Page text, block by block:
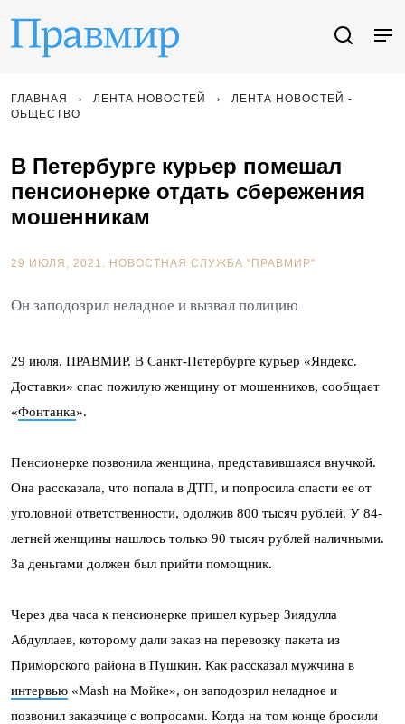
ГЛАВНАЯ ЛЕНТА НОВОСТЕЙ
ЛЕНТА НОВОСТЕЙ -
ОБЩЕСТВО
В Петербурге курьер помешал
пенсионерке отдать сбережения
мошенникам
29 ИЮЛЯ, 2021. НОВОСТНАЯ СЛУЖБА "ПРАВМИР"
Он заподозрил неладное и вызвал полицию
29 июля. ПРАВМИР. В Санкт-Петербурге курьер «Яндекс.
Доставки» спас пожилую женщину от мошенников, сообщает
«Фонтанка».
Пенсионерке позвонила женщина, представившаяся внучкой.
Она рассказала, что попала в ДТП, и попросила спасти ее от
уголовной ответственности, одолжив 800 тысяч рублей. У 84-
летней женщины нашлось только 90 тысяч рублей наличными.
За деньгами должен был прийти помощник.
Через два часа к пенсионерке пришел курьер Зиядулла
Абдуллаев, которому дали заказ на перевозку пакета из
Приморского района в Пушкин. Как рассказал мужчина в
интервью «Mash на Мойке», он заподозрил неладное и
позвонил заказчице с вопросами. Когда на том конце бросили